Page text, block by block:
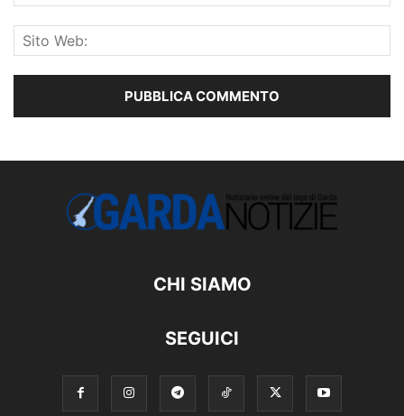
CHI SIAMO
SEGUICI